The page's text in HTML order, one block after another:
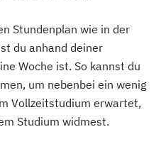
Stundenplan wie in der
du anhand deiner
Woche ist. So kannst du
um nebenbei ein wenig
Vollzeitstudium erwartet,
Studium widmest.